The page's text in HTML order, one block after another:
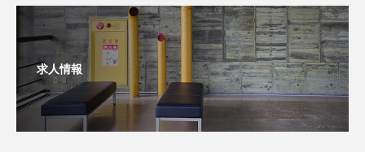
求人情報